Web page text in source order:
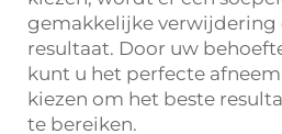
gemakkelijke verwijdering
resultaat. Door uw
kunt u het perfecte
kiezen om het beste
te bereiken.